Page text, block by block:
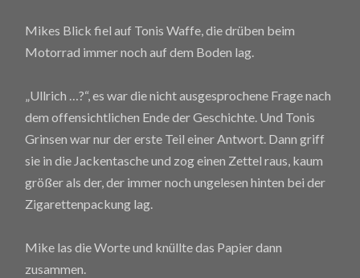
Mikes Blick fiel auf Tonis Waffe, die drüben beim
Motorrad immer noch auf dem Boden lag.
„Ullrich …?“, es war die nicht ausgesprochene Frage nach
dem offensichtlichen Ende der Geschichte. Und Tonis
Grinsen war nur der erste Teil einer Antwort. Dann griff
sie in die Jackentasche und zog einen Zettel raus, kaum
größer als der, der immer noch ungelesen hinten bei der
Zigarettenpackung lag.
Mike las die Worte und knüllte das Papier dann
zusammen.